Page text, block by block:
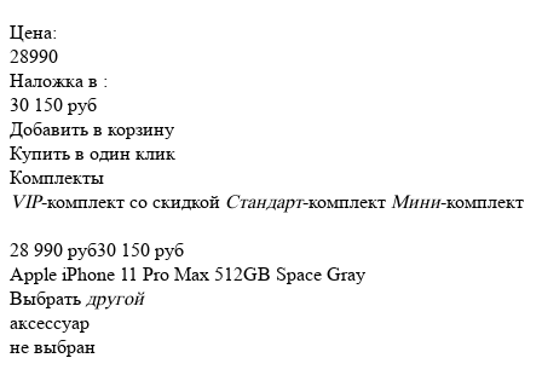
Цена:
28990
Наложка в :
30 150 руб
Добавить в корзину
Купить в один клик
Комплекты
VIP-комплект со скидкой Стандарт-комплект Мини-комплект
28 990 руб30 150 руб
Apple iPhone 11 Pro Max 512GB Space Gray
Выбрать другой
аксессуар
не выбран